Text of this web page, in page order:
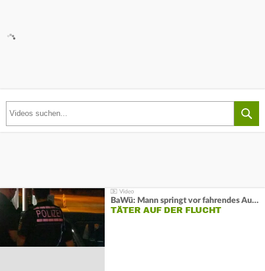
BaWü: Mann springt vor fahrendes Auto und schießt
TÄTER AUF DER FLUCHT